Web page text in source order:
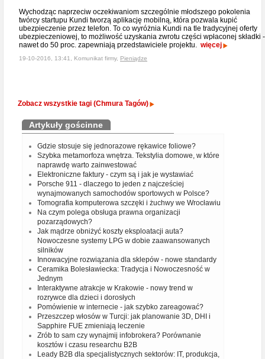
Wychodząc naprzeciw oczekiwaniom szczególnie młodszego pokolenia
twórcy startupu Kundi tworzą aplikację mobilną, która pozwala kupić
ubezpieczenie przez telefon. To co wyróżnia Kundi na tle tradycyjnej oferty
ubezpieczeniowej, to możliwość uzyskania zwrotu części wpłaconej składki -
nawet do 50 proc. zapewniają przedstawiciele projektu. więcej
19-10-2016, 13:41, Komunikat firmy, Pieniądze
Zobacz wszystkie tagi (Chmura Tagów)
Artykuły gościnne
Gdzie stosuje się jednorazowe rękawice foliowe?
Szybka metamorfoza wnętrza. Tekstylia domowe, w które
naprawdę warto zainwestować
Elektroniczne faktury - czym są i jak je wystawiać
Porsche 911 - dlaczego to jeden z najcześciej
wynajmowanych samochodów sportowych w Polsce?
Tomografia komputerowa szczęki i żuchwy we Wrocławiu
Na czym polega obsługa prawna organizacji
pozarządowych?
Jak mądrze obniżyć koszty eksploatacji auta?
Nowoczesne systemy LPG w dobie zaawansowanych
silników
Innowacyjne rozwiązania dla sklepów - nowe standardy
Ceramika Bolesławiecka: Tradycja i Nowoczesność w
Jednym
Interaktywne atrakcje w Krakowie - nowy trend w
rozrywce dla dzieci i dorosłych
Pomówienie w internecie - jak szybko zareagować?
Przeszczep włosów w Turcji: jak planowanie 3D, DHI i
Sapphire FUE zmieniają leczenie
Zrób to sam czy wynajmij infobrokera? Porównanie
kosztów i czasu researchu B2B
Leady B2B dla specjalistycznych sektorów: IT, produkcja,